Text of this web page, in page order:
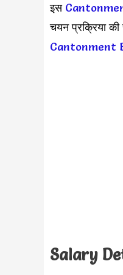
इस
चयन प्रक्रिया
Cantonment
Salary